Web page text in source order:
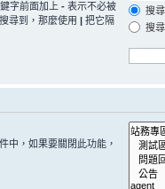
字前面加上 - 表示不必被
尋到，那麼使用 | 把它隔
搜
搜
中，如果要關閉此功能，